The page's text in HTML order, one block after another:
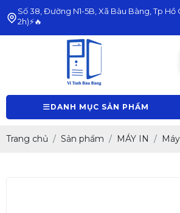
Số 38, Đường N1-5B, Xã Bàu Bàng, Tp
2h)⚡🔥
DANH MỤC SẢN PHẨM
Trang chủ Sản phẩm MÁY IN